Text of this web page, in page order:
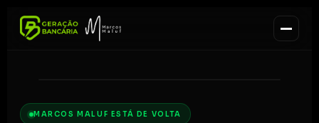
MARCOS MALUF ESTÁ DE VOLTA
Marcos Maluf